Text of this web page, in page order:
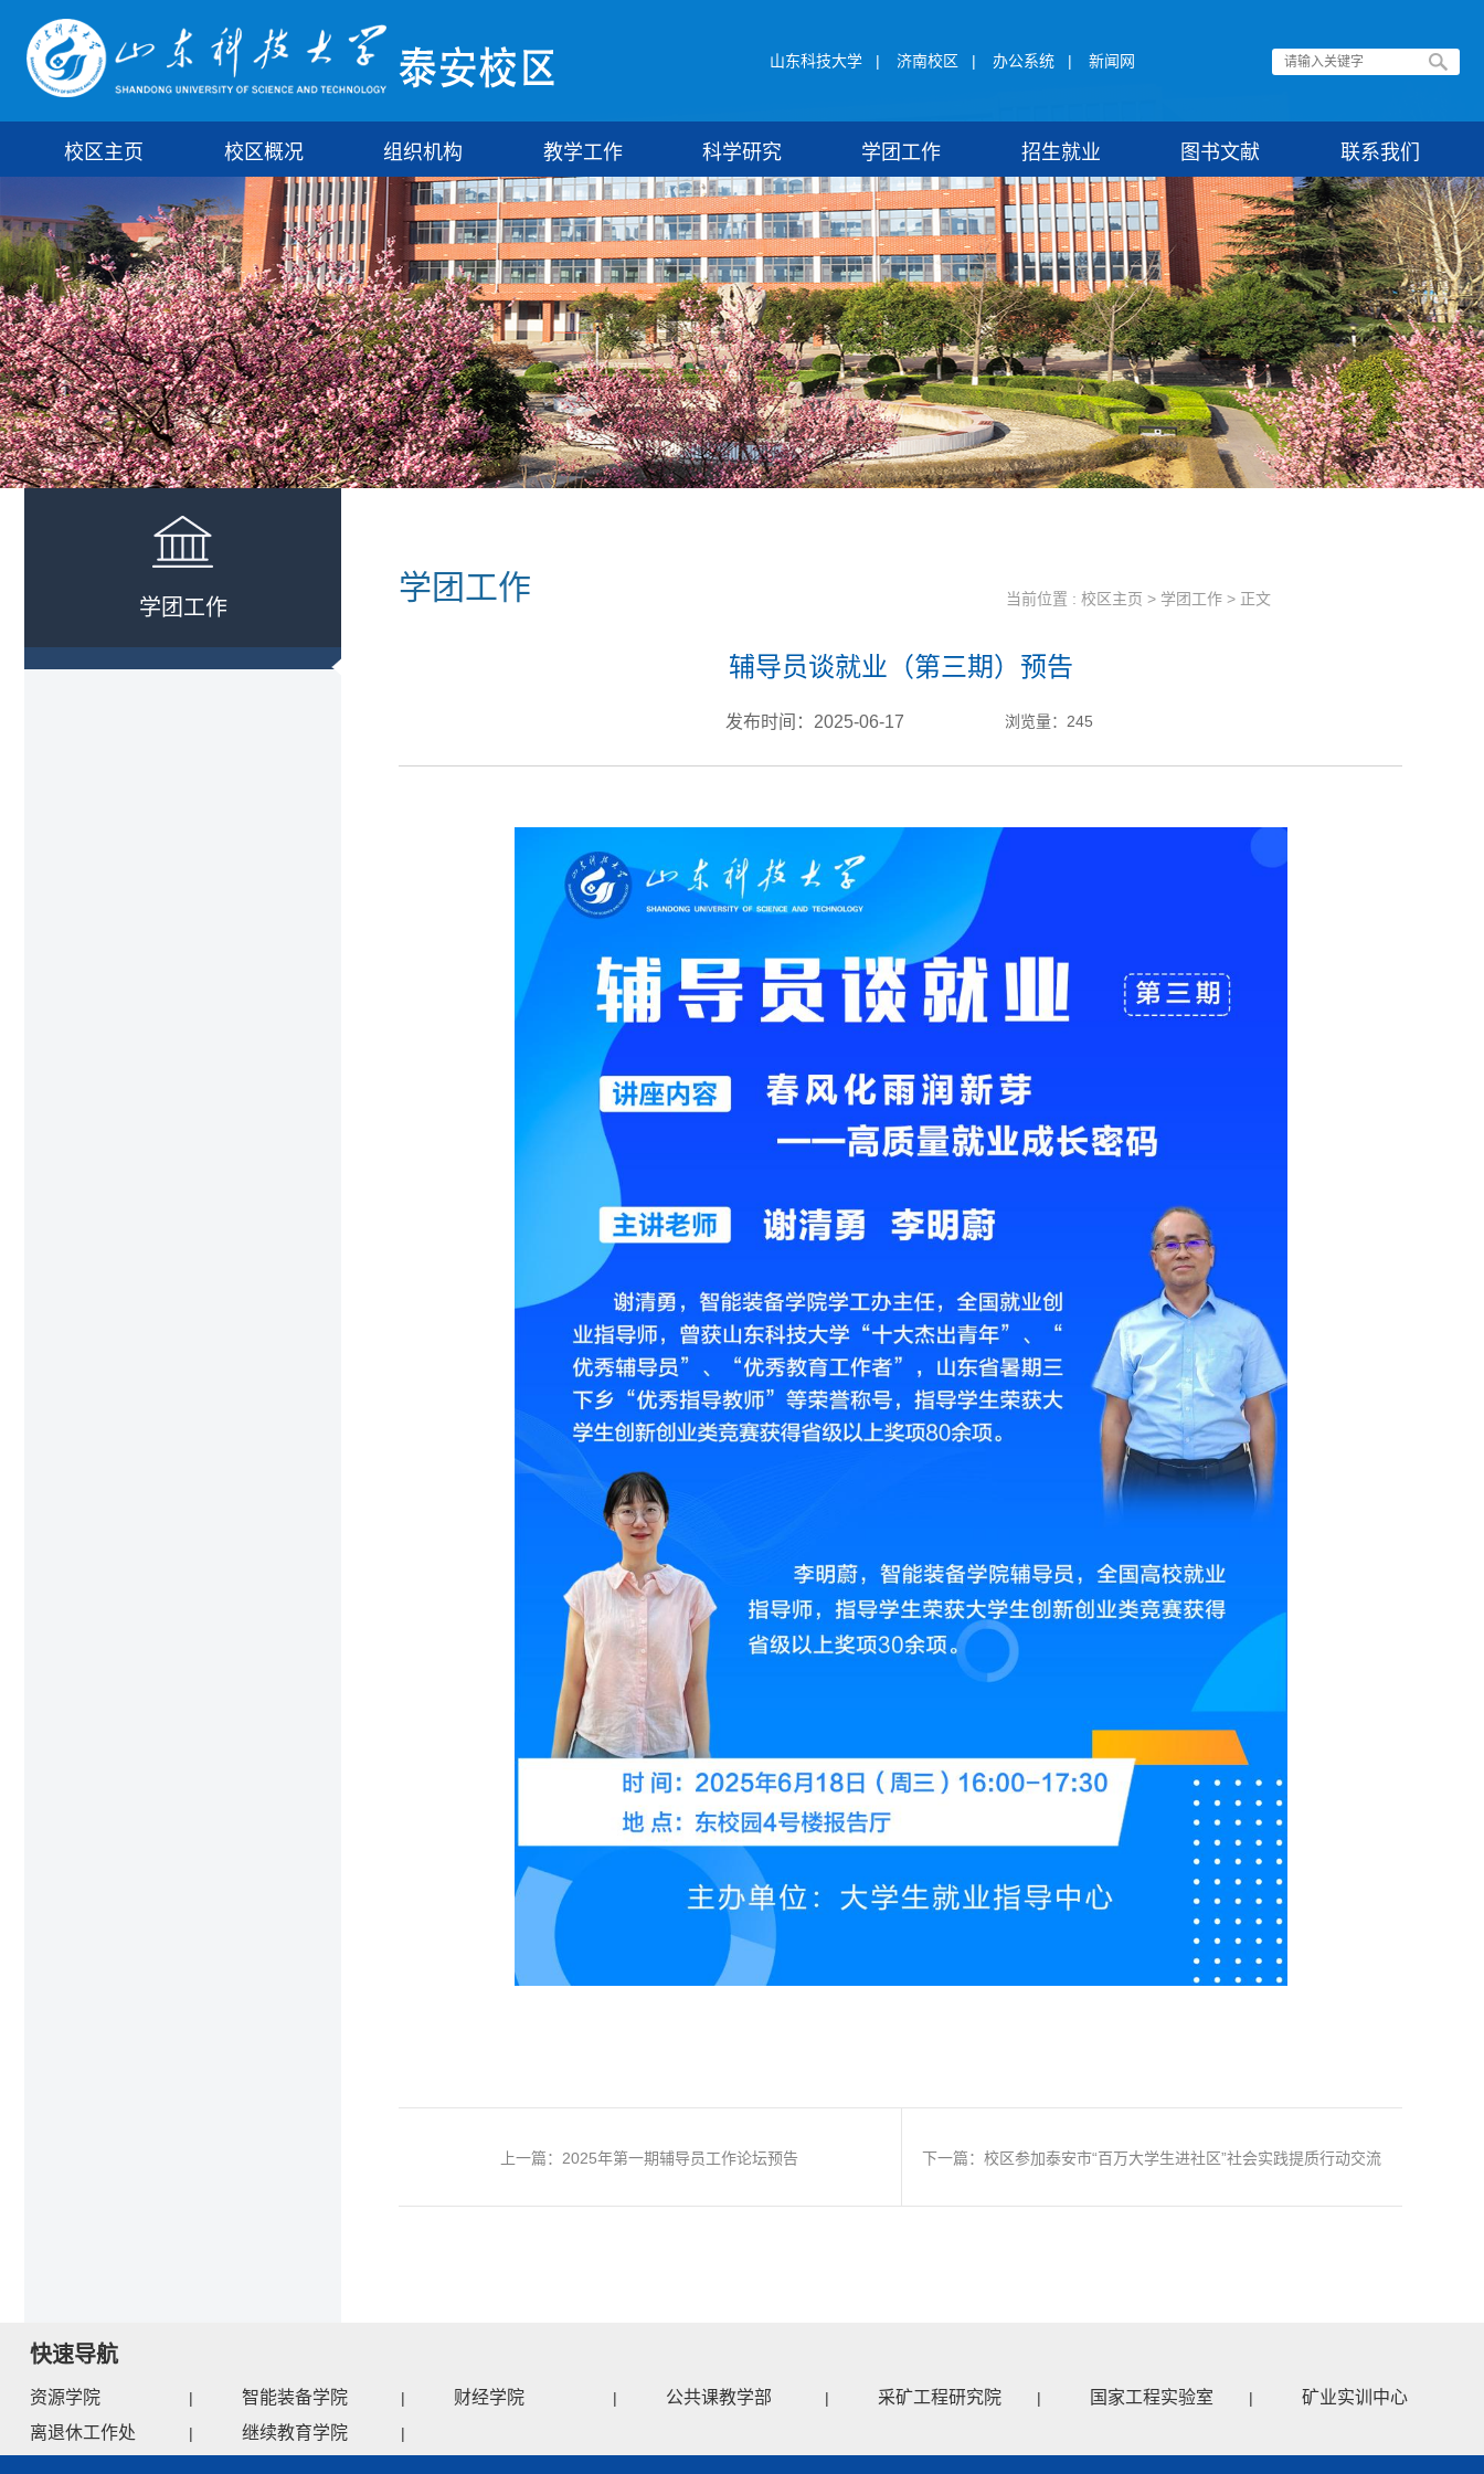
山东科技大学 | 济南校区 | 办公系统 | 新闻网
校区主页 校区概况 组织机构 教学工作 科学研究 学团工作 招生就业 图书文献 联系我们
学团工作
学团工作 当前位置 : 校区主页 > 学团工作 > 正文
辅导员谈就业（第三期）预告
发布时间：2025-06-17 浏览量： 245
上一篇：2025年第一期辅导员工作论坛预告 下一篇：校区参加泰安市“百万大学生进社区”社会实践提质行动交流
快速导航
资源学院 | 智能装备学院 | 财经学院 | 公共课教学部 | 采矿工程研究院 | 国家工程实验室 |
矿业实训中心
离退休工作处
| 继续教育学院 |